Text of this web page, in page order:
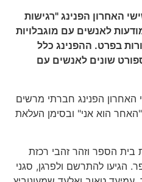
האחרון הפנינג "רגישות
לאנשים עם מוגבלויות
בפרט. ההפנינג כלל
שונים לאנשים עם
האחרון הפנינג חברתי מרשים
הוא אני" ובסימן העלאת
בית הספר וזהר זהבי רכזת
הגיעו להתרשם ולפרגן, סגני